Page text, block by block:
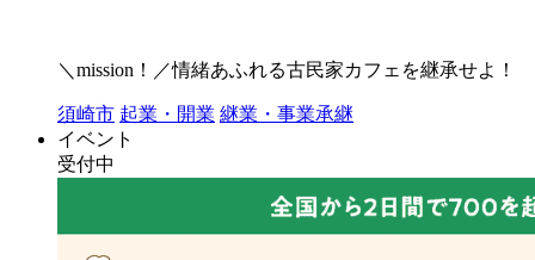
＼mission！／情緒あふれる古民家カフェを継承せよ！
須崎市 起業・開業 継業・事業承継
イベント
受付中